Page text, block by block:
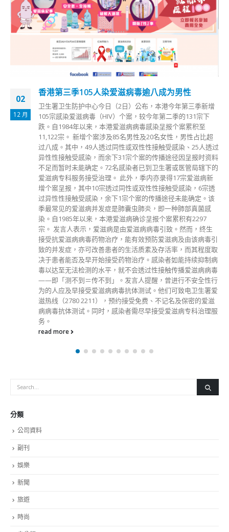
02
12 月
香港第三季105人染爱滋病毒逾八成为男性
卫生署卫生防护中心今日（2日）公布，本港今年第三季新增
105宗感染爱滋病毒（HIV）个案，较今年第二季的131宗下
跌。自1984年以来，本港爱滋病病毒感染呈报个案累积至
11,122宗。 新增个案涉及85名男性及20名女性，男性占比超
过八成。其中，49人透过同性或双性性接触受感染、25人透过
异性性接触受感染，而余下31宗个案的传播途径因呈报时资料
不足而暂时未能确定。72名感染者已到卫生署或医管局辖下的
爱滋病专科服务接受治理。 此外，季内亦录得17宗爱滋病新
增个案呈报，其中10宗透过同性或双性性接触受感染，6宗透
过异性性接触受感染，余下1宗个案的传播途径未能确定。该
季最常见的爱滋病并发症是肺囊虫肺炎，即一种肺部真菌感
染。自1985年以来，本港爱滋病确诊呈报个案累积有2297
宗。 发言人表示，爱滋病是由爱滋病病毒引致。然而，终生
接受抗爱滋病病毒药物治疗，能有效预防爱滋病及由该病毒引
致的并发症，亦可改善患者的生活质素及存活率，而其程度取
决于患者能否及早开始接受药物治疗。感染者如能持续抑制病
毒以达至无法检测的水平，就不会透过性接触传播爱滋病病毒
——即「测不到＝传不到」。发言人提醒，曾进行不安全性行
为的人应及早接受爱滋病病毒抗体测试。他们可致电卫生署爱
滋热线（2780 2211），预约接受免费、不记名及保密的爱滋
病病毒抗体测试。同时，感染者需尽早接受爱滋病专科治理服
务。
read more
分類
公司資料
副刊
娛樂
新聞
旅遊
時尚